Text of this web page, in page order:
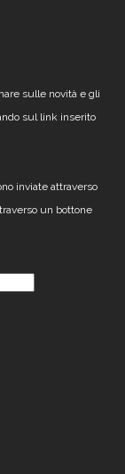
sulle novità e gli
sul link inserito
inviate attraverso
un bottone